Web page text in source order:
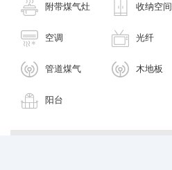
附带煤气灶 收纳空间
空调 光纤
管道煤气
木地板
阳台